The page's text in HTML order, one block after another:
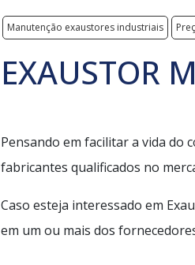
Manutenção exaustores industriais
EXAUSTOR
Pensando em facilitar a vida do
fabricantes qualificados no
Caso esteja interessado em
em um ou mais dos